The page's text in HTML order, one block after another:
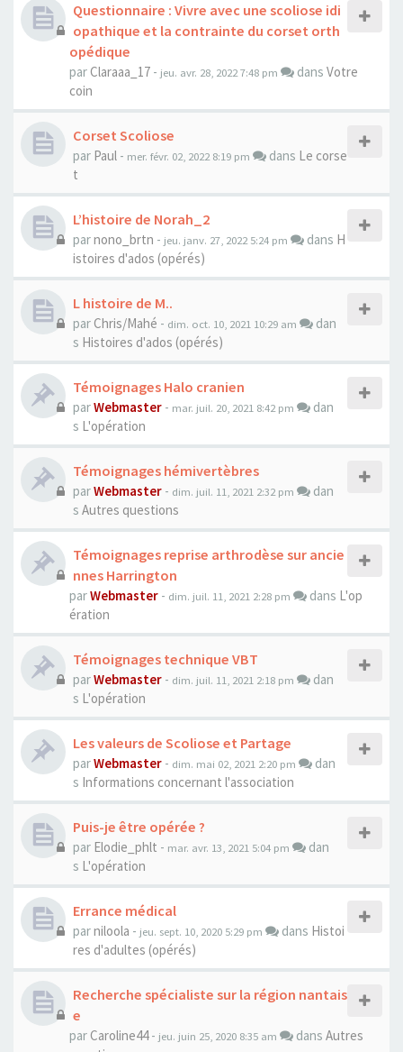
Questionnaire : Vivre avec une scoliose idi
opathique et la contrainte du corset orth
opédique
parClaraaa_17 - jeu. avr. 28, 2022 7:48 pm dans Votre
coin
Corset Scoliose
par Paul - mer. févr. 02, 2022 8:19 pm dans Le corse
t
L’histoire de Norah_2
parnono_brtn - jeu. janv. 27, 2022 5:24 pm dans H
istoires d'ados (opérés)
L histoire de M..
par Chris/Mahé - dim. oct. 10, 2021 10:29 am
dan
s Histoires d'ados (opérés)
Témoignages Halo cranien
parWebmaster - mar. juil. 20, 2021 8:42 pm
dan
s L'opération
Témoignages hémivertèbres
parWebmaster - dim. juil. 11, 2021 2:32 pm
dan
s Autres questions
Témoignages reprise arthrodèse sur ancie
nnes Harrington
parWebmaster - dim. juil. 11, 2021 2:28 pm dans L'op
ération
Témoignages technique VBT
parWebmaster - dim. juil. 11, 2021 2:18 pm
dan
s L'opération
Les valeurs de Scoliose et Partage
parWebmaster - dim. mai 02, 2021 2:20 pm
dan
s Informations concernant l'association
Puis-je être opérée ?
par Elodie_phlt - mar. avr. 13, 2021 5:04 pm
dan
s L'opération
Errance médical
parniloola - jeu. sept. 10, 2020 5:29 pm dans Histoi
res d'adultes (opérés)
Recherche spécialiste sur la région nantais
e
par Caroline44- jeu. juin 25, 2020 8:35 am dans Autres